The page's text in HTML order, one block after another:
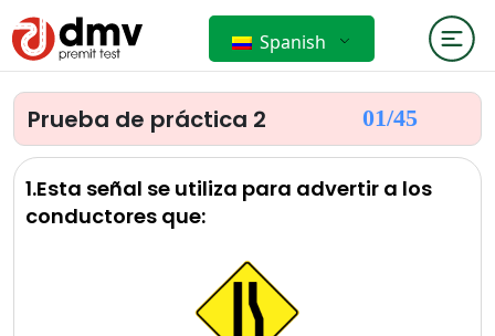
Spanish
Prueba de práctica 2 01/45
1.Esta señal se utiliza para advertir a los
conductores que: